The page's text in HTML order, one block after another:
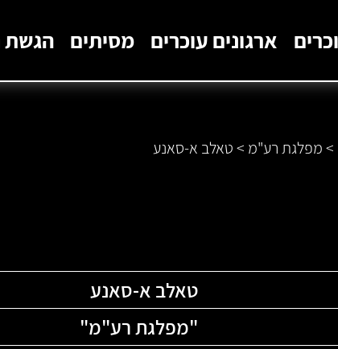
ארגונים עוכרים מסיתים הגשת
>מפלגת רע"מ >טאלב א-סאנע
טאלב א-סאנע
"מפלגת רע"מ"